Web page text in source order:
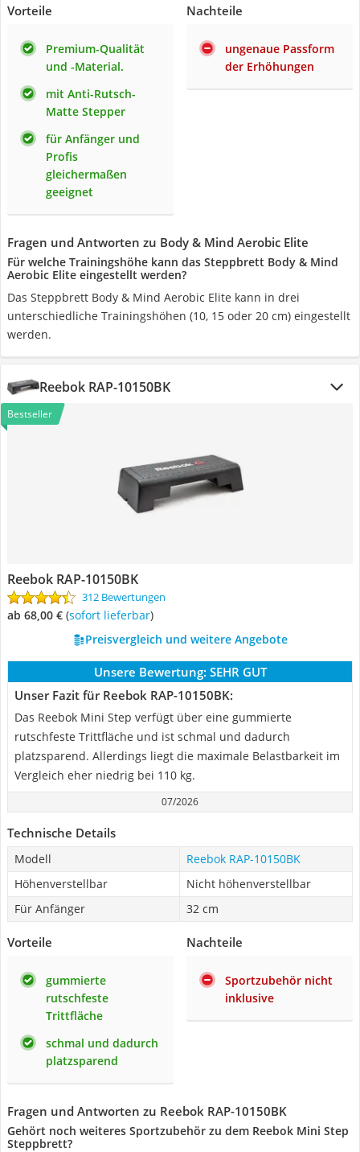
Vorteile
Premium-Qualität
und -Material.
mit Anti-Rutsch-
Matte Stepper
für Anfänger und
Profis
gleichermaßen
geeignet
Nachteile
ungenaue Passform
der Erhöhungen
Fragen und Antworten zu Body & Mind Aerobic Elite
Für welche Trainingshöhe kann das Steppbrett Body & Mind
Aerobic Elite eingestellt werden?
Das Steppbrett Body & Mind Aerobic Elite kann in drei
unterschiedliche Trainingshöhen (10, 15 oder 20 cm) eingestellt
werden.
Reebok RAP-10150BK
Bestseller
Reebok RAP-10150BK
312 Bewertungen
ab 68,00 € ( Sofort lieferbar)
Preisvergleich und weitere Angebote
Unsere Bewertung: SEHR GUT
Unser Fazit für Reebok RAP-10150BK:
Das Reebok Mini Step verfügt über eine gummierte
rutschfeste Trittfläche und ist schmal und dadurch
platzsparend. Allerdings liegt die maximale Belastbarkeit im
Vergleich eher niedrig bei 110 kg.
07/2026
Technische Details
Modell
Reebok RAP-10150BK
Höhenverstellbar
Nicht höhenverstellbar
Für Anfänger
32 cm
Vorteile
gummierte
rutschfeste
Trittfläche
schmal und dadurch
platzsparend
Nachteile
Sportzubehör nicht
inklusive
Fragen und Antworten zu Reebok RAP-10150BK
Gehört noch weiteres Sportzubehör zu dem Reebok Mini Step
Steppbrett?